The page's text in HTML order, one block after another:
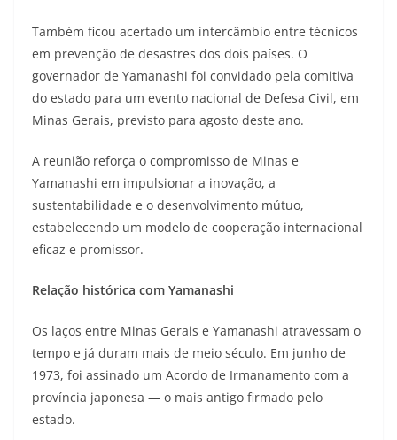
Também ficou acertado um intercâmbio entre técnicos
em prevenção de desastres dos dois países. O
governador de Yamanashi foi convidado pela comitiva
do estado para um evento nacional de Defesa Civil, em
Minas Gerais, previsto para agosto deste ano.
A reunião reforça o compromisso de Minas e
Yamanashi em impulsionar a inovação, a
sustentabilidade e o desenvolvimento mútuo,
estabelecendo um modelo de cooperação internacional
eficaz e promissor.
Relação histórica com Yamanashi
Os laços entre Minas Gerais e Yamanashi atravessam o
tempo e já duram mais de meio século. Em junho de
1973, foi assinado um Acordo de Irmanamento com a
província japonesa — o mais antigo firmado pelo
estado.